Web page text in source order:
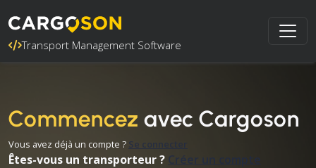
Transport Management Software
Commencez avec Cargoson
Vous avez déjà un compte ? Se connecter
Êtes-vous un transporteur ? Créer un compte